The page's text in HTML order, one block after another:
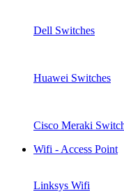
Dell Switches
Huawei Switches
Cisco Meraki
Wifi - Access Point
Linksys Wifi